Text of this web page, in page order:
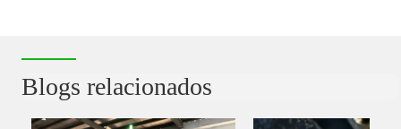
Blogs relacionados